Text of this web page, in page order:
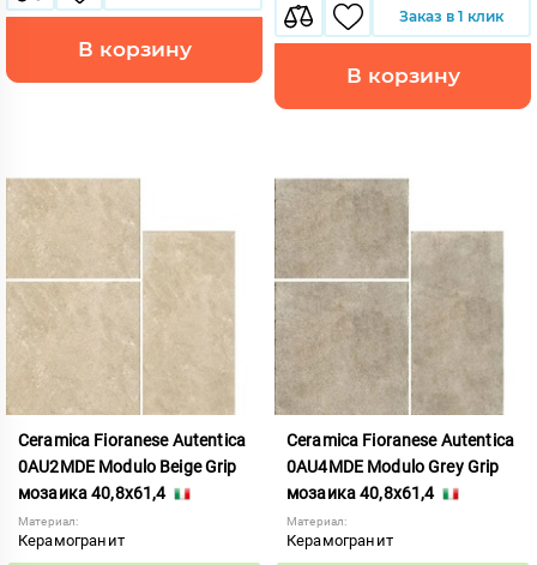
В корзину
Заказ в 1 клик
В корзину
Ceramica Fioranese Autentica
0AU2MDE Modulo Beige Grip
мозаика 40,8x61,4
Материал:
Керамогранит
Ceramica Fioranese Autentica
0AU4MDE Modulo Grey Grip
мозаика 40,8x61,4
Материал:
Керамогранит